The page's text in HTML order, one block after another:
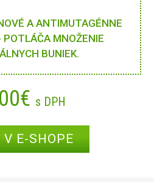
A ANTIMUTAGÉNNE
MNOŽENIE
BUNIEK.
s DPH
V E-SHOPE